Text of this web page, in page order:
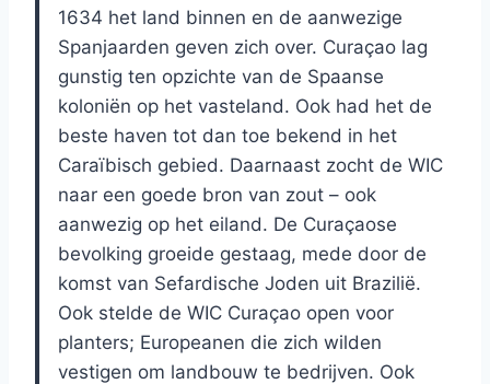
1634 het land binnen en de aanwezige
Spanjaarden geven zich over. Curaçao lag
gunstig ten opzichte van de Spaanse
koloniën op het vasteland. Ook had het de
beste haven tot dan toe bekend in het
Caraïbisch gebied. Daarnaast zocht de WIC
naar een goede bron van zout – ook
aanwezig op het eiland. De Curaçaose
bevolking groeide gestaag, mede door de
komst van Sefardische Joden uit Brazilië.
Ook stelde de WIC Curaçao open voor
planters; Europeanen die zich wilden
vestigen om landbouw te bedrijven. Ook